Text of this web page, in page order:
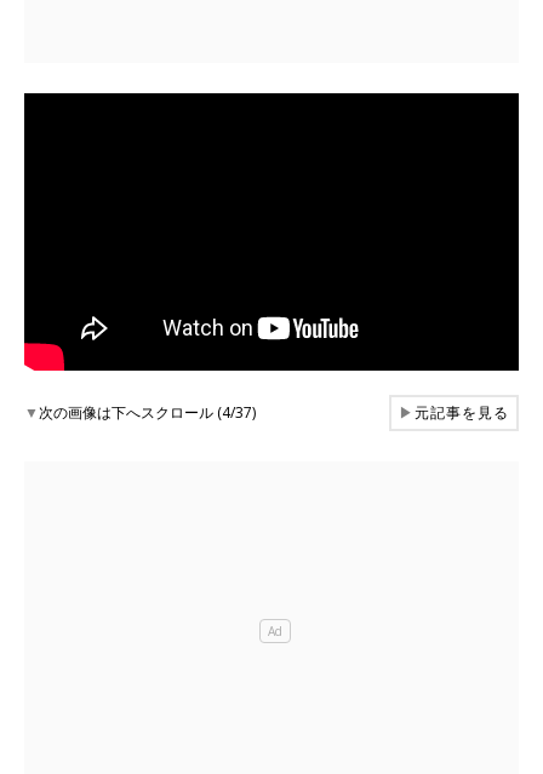
▼次の画像は下へスクロール (4/37) ▶元記事を見る